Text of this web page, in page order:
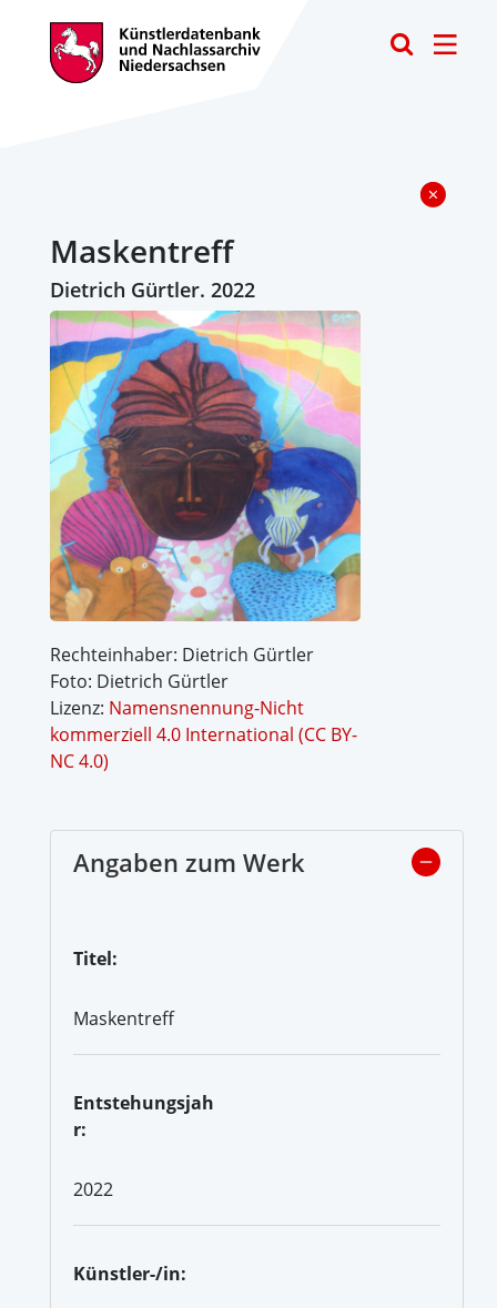
Maskentreff
Dietrich Gürtler. 2022
Rechteinhaber: Dietrich Gürtler
Foto: Dietrich Gürtler
Lizenz: Namensnennung-Nicht
kommerziell 4.0 International (CC BY-
NC 4.0)
Angaben zum Werk
Titel:
Maskentreff
Entstehungsjah
r:
2022
Künstler-/in: